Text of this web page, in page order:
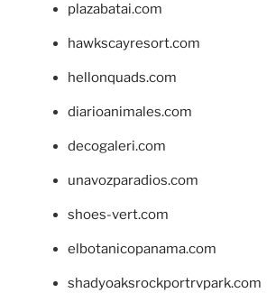
plazabatai.com
hawkscayresort.com
hellonquads.com
diarioanimales.com
decogaleri.com
unavozparadios.com
shoes-vert.com
elbotanicopanama.com
shadyoaksrockportrvpark.com